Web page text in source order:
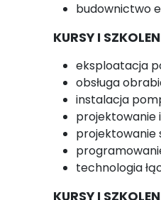
budownictwo
KURSY I
eksploatacja
obsługa
instalacja
projektowanie
technologia
KURSY I